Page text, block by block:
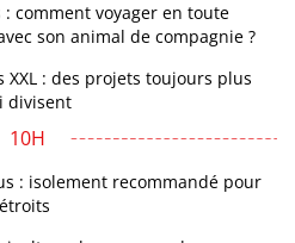
: comment voyager en toute
son animal de compagnie ?
XXL : des projets toujours plus
divisent
10H
: isolement recommandé pour